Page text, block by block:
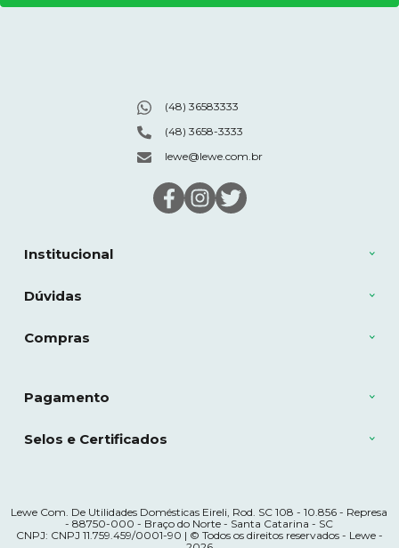
Institucional
Dúvidas
Compras
(48) 36583333
(48) 3658-3333
lewe@lewe.com.br
Pagamento
Selos e Certificados
Lewe Com. De Utilidades Domésticas Eireli, Rod. SC 108 - 10.856 - Represa
- 88750-000 - Braço do Norte - Santa Catarina - SC
CNPJ: CNPJ 11.759.459/0001-90 | © Todos os direitos reservados - Lewe -